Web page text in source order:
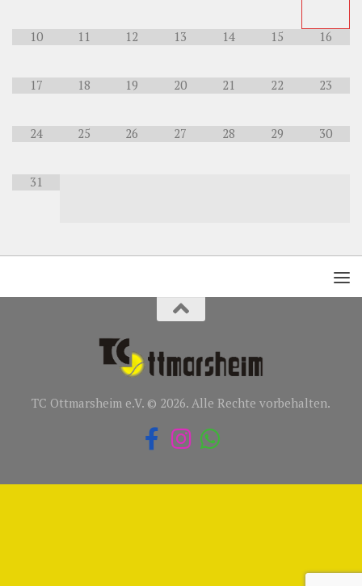
10 11 12 13 14 15 16
17 18 19 20 21 22 23
24 25 26 27 28 29 30
31
TC Ottmarsheim e.V. © 2026. Alle Rechte vorbehalten.